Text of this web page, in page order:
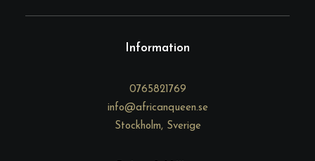
Information
0765821769
info@africanqueen.se
Stockholm, Sverige